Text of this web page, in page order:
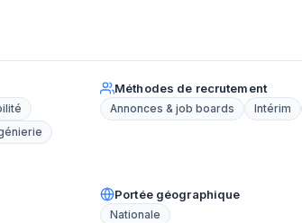
Méthodes de recrutement
Annonces & job boards Intérim
Portée géographique
Nationale